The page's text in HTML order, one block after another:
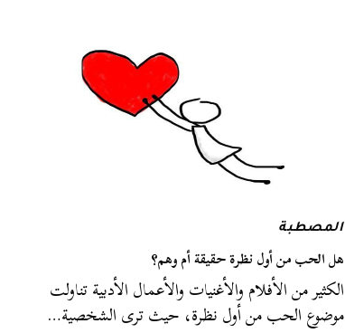
المصطبة
هل الحب من أول نظرة حقيقة أم وهم؟
الكثير من الأفلام والأغنيات والأعمال الأدبية تناولت
موضوع الحب من أول نظرة، حيث ترى الشخصية…